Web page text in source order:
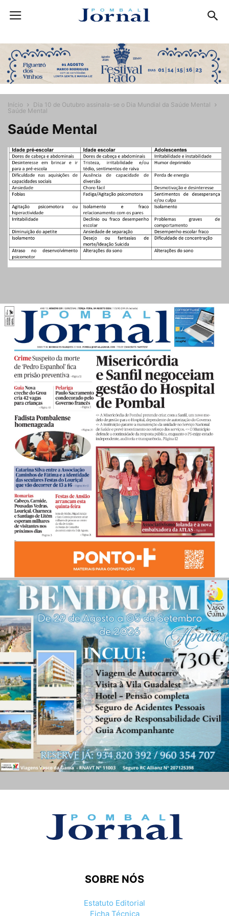
Início
Dia 10 de Outubro assinala-se o Dia Mundial da Saúde Mental
Saúde Mental
Saúde Mental
SOBRE NÓS
Estatuto Editorial
Ficha Técnica